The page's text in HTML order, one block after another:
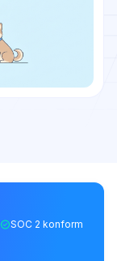
SOC 2 konform